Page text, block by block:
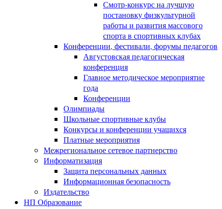
Смотр-конкурс на лучшую
постановку физкультурной
работы и развития массового
спорта в спортивных клубах
Конференции, фестивали, форумы педагогов
Августовская педагогическая
конференция
Главное методическое мероприятие
года
Конференции
Олимпиады
Школьные спортивные клубы
Конкурсы и конференции учащихся
Платные мероприятия
Межрегиональное сетевое партнерство
Информатизация
Защита персональных данных
Информационная безопасность
Издательство
НП Образование